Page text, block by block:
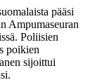
pääsi
Ampumaseuran
Poliisien
poikien
sijoittui